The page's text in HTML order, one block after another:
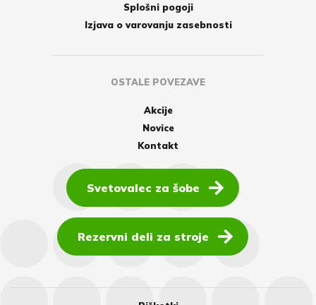
Splošni pogoji
Izjava o varovanju zasebnosti
OSTALE POVEZAVE
Akcije
Novice
Kontakt
Svetovalec za šobe
Rezervni deli za stroje